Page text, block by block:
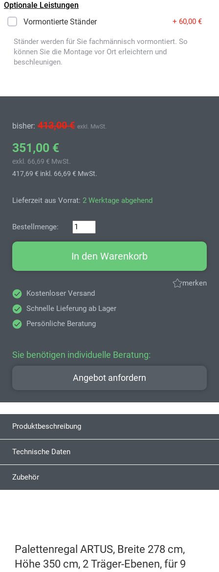
Optionale Leistungen
Vormontierte Ständer
+ 60,00 €
Ständer werden für Sie fachmännisch vormontiert. So
können Sie die Montage vor Ort erleichtern und
beschleunigen.
bisher: 413,00 € exkl. MwSt.
351,00 €
exkl. 66,69 € MwSt.
417,69 € inkl. 66,69 € MwSt.
Lieferzeit aus Vorrat: 2 Werktage abgehend
Bestellmenge:
In den Warenkorb
merken
Kostenloser Versand
Schnelle Lieferung ab Lager
Persönliche Beratung
Sie benötigen individuelle Beratung:
Angebot anfordern
Produktbeschreibung
Technische Daten
Zubehör
Palettenregal ARTUS, Breite 278 cm,
Höhe 350 cm, 2 Träger-Ebenen, für 9